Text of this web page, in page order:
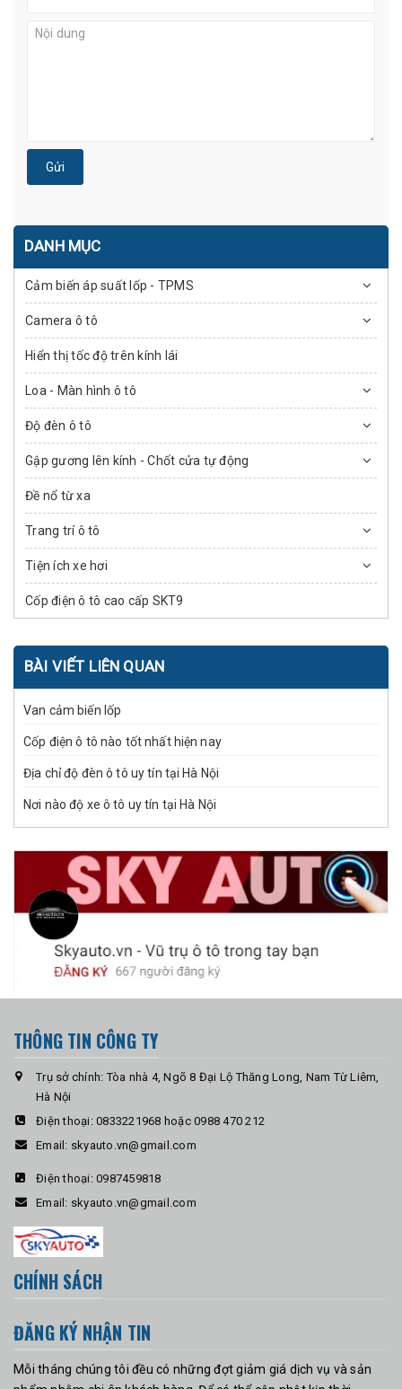
Gửi
DANH MỤC
Cảm biến áp suất lốp - TPMS
Camera ô tô
Hiển thị tốc độ trên kính lái
Loa - Màn hình ô tô
Độ đèn ô tô
Gập gương lên kính - Chốt cửa tự động
Đề nổ từ xa
Trang trí ô tô
Tiện ích xe hơi
Cốp điện ô tô cao cấp SKT9
BÀI VIẾT LIÊN QUAN
Van cảm biến lốp
Cốp điện ô tô nào tốt nhất hiện nay
Địa chỉ độ đèn ô tô uy tín tại Hà Nội
Nơi nào độ xe ô tô uy tín tại Hà Nội
THÔNG TIN CÔNG TY
Trụ sở chính: Tòa nhà 4, Ngõ 8 Đại Lộ Thăng Long, Nam Từ Liêm,
Hà Nội
Điện thoại: 0833221968 hoặc 0988 470 212
Email: skyauto.vn@gmail.com
Điện thoại: 0987459818
Email: skyauto.vn@gmail.com
CHÍNH SÁCH
ĐĂNG KÝ NHẬN TIN
Mỗi tháng chúng tôi đều có những đợt giảm giá dịch vụ và sản